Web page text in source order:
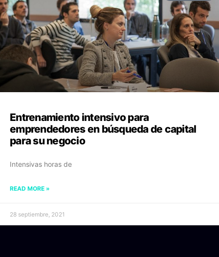
Entrenamiento intensivo para
emprendedores en búsqueda de capital
para su negocio
Intensivas horas de
READ MORE »
28 septiembre, 2021